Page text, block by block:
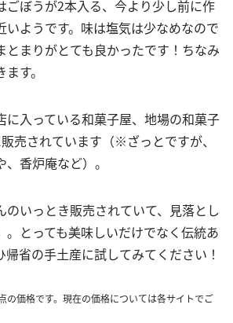
ごぼうが2本入る、今より少し前に作
いようです。味は塩気は少なめなので
とまりがとても良かったです！ちなみ
す。
に入っている和菓子屋、地場の和菓子
売されています（※ざっとですが、
香炉庵など）。
のいっとき販売されていて、見落とし
。とっても美味しいだけでなく伝統あ
帰省の手土産に試してみてください！
価格です。現在の価格については各サイトでご